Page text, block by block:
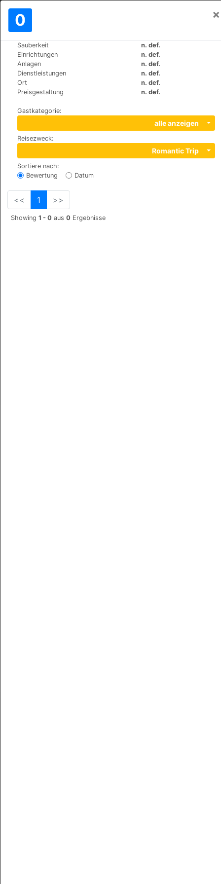
0 ×
Sauberkeit
n. def.
Einrichtungen
n. def.
Anlagen
n. def.
Dienstleistungen
n. def.
Ort
n. def.
Preisgestaltung
n. def.
Gastkategorie:
alle anzeigen
Reisezweck:
Romantic Trip
Sortiere nach:
Bewertung
Datum
<< 1 >>
Showing 1 - 0 aus 0 Ergebnisse
Weltweit>Spain
Hotel Rural La Maison
Del Centro nº 1, 38290